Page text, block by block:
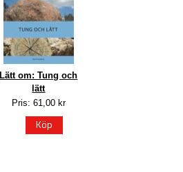
Lätt om: Tung och
lätt
Pris: 61,00 kr
Köp